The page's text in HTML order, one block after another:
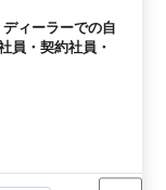
車整備、車検対
・補修 など 【備
通車 工場種類：
ちの方は条件面
募をお待ちして
ィーラーでの自
員・契約社員・